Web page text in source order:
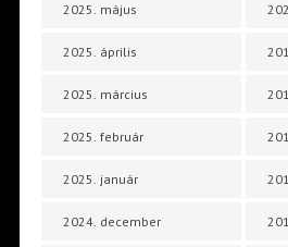
2025. május
2025. április
2025. március
2025. február
2025. január
2024. december